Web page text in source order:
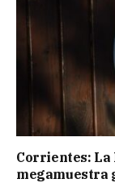
Corrientes: La
megamuestra